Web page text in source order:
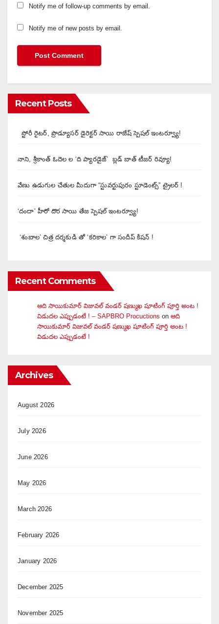
Notify me of follow-up comments by email.
Notify me of new posts by email.
Recent Posts
స్టోరీ రైటర్, ప్రొడ్యూసర్ డైరెక్టర్ సాయి రాజేష్ స్పెషల్ ఇంటర్వ్యూ!
నాని, శ్రీకాంత్ ఓదెల ల ‘ది ప్యారడైజ్’ బ్లడ్ బాత్ టీజర్ రివ్యూ!
వేణు ఉడుగుల చేతుల మీదుగా “స్టువర్టుపురం స్టూడెంట్స్” ట్రైలర్ !
‘దందా’ హీరో దొర సాయి తేజ స్పెషల్ ఇంటర్వ్యూ!
‘శంబాల’ చిత్ర దర్శకుడి తో ‘కరికాల’ గా సందీప్ కిషన్ !
Recent Comments
ఆది సాయికుమార్ విజువ‌ల్ వండ‌ర్ ష‌ణ్ముఖ షూటింగ్ పూర్తి అంట !
విడుదల ఎప్పుడంటే ! – SAPBRO Procuctions on ఆది
సాయికుమార్ విజువ‌ల్ వండ‌ర్ ష‌ణ్ముఖ షూటింగ్ పూర్తి అంట !
విడుదల ఎప్పుడంటే !
Archives
August 2026
July 2026
June 2026
May 2026
March 2026
February 2026
January 2026
December 2025
November 2025